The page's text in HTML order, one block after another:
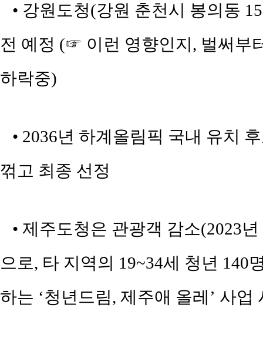
• 강원도청(강원 춘천시 봉의동
전 예정 (☞ 이런 영향인지, 벌써부
하락중)
• 2036년 하계올림픽 국내 유치
꺾고 최종 선정
• 제주도청은 관광객 감소(2023
으로, 타 지역의 19~34세 청년 140
하는 ‘청년드림, 제주애 올레’ 사업